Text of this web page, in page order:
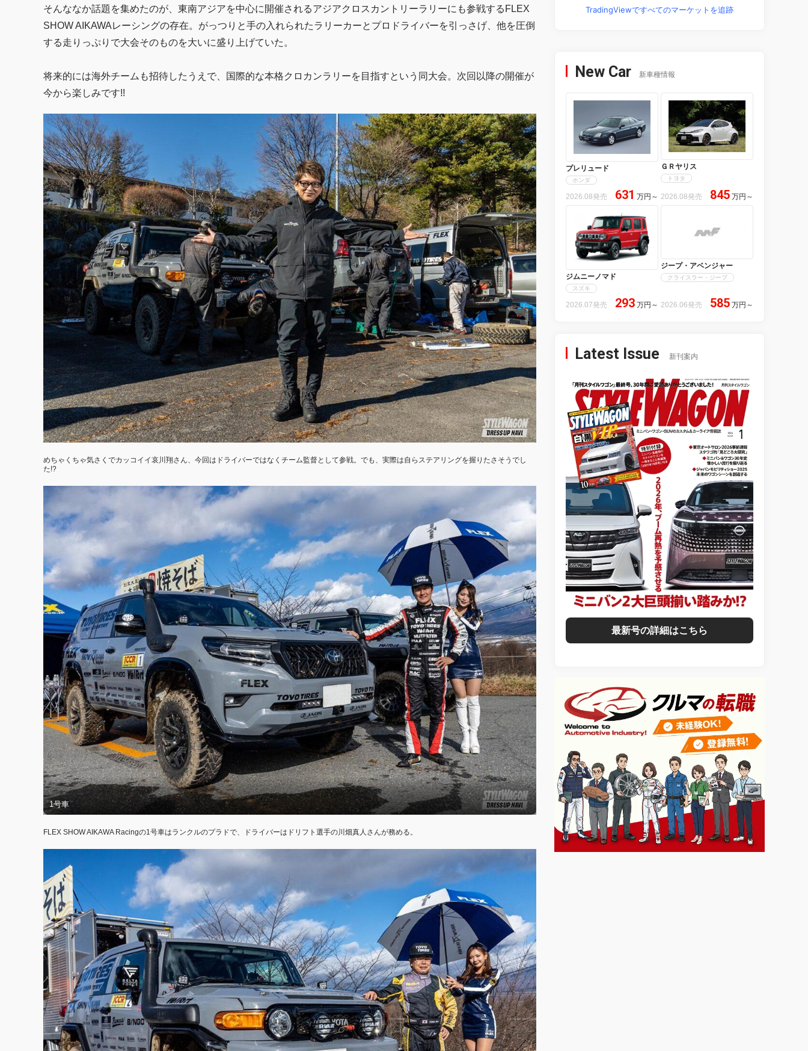
そんななか話題を集めたのが、東南アジアを中心に開催されるアジアクロスカントリーラリーにも参戦するFLEX
SHOW AIKAWAレーシングの存在。がっつりと手の入れられたラリーカーとプロドライバーを引っさげ、他を圧倒
する走りっぷりで大会そのものを大いに盛り上げていた。
将来的には海外チームも招待したうえで、国際的な本格クロカンラリーを目指すという同大会。次回以降の開催が
今から楽しみです!!
めちゃくちゃ気さくでカッコイイ哀川翔さん、今回はドライバーではなくチーム監督として参戦。でも、実際は自らステアリングを握りたさそうでし
た!?
1号車
FLEX SHOW AIKAWA Racingの1号車はランクルのプラドで、ドライバーはドリフト選手の川畑真人さんが務める。
TradingViewですべてのマーケットを追跡
New Car 新車種情報
プレリュード
ホンダ
2026.08発売 631 万円 ～
ＧＲヤリス
トヨタ
2026.08発売 845 万円 ～
ジムニーノマド
スズキ
2026.07発売 293 万円 ～
ジープ・アベンジャー
クライスラー・ジープ
2026.06発売 585 万円 ～
Latest Issue 新刊案内
最新号の詳細はこちら